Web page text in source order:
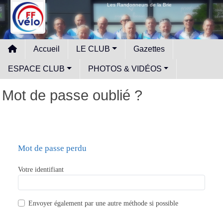
Les Randonneurs de la Brie
Accueil LE CLUB Gazettes
ESPACE CLUB PHOTOS & VIDÉOS
Mot de passe oublié ?
Mot de passe perdu
Votre identifiant
Envoyer également par une autre méthode si possible
Panneau de gestion des cookies